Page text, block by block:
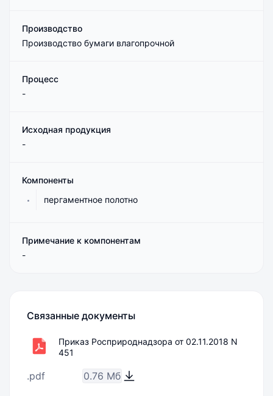
Производство
Производство бумаги влагопрочной
Процесс
-
Исходная продукция
-
Компоненты
пергаментное полотно
Примечание к компонентам
-
Связанные документы
Приказ Росприроднадзора от 02.11.2018 N
451
.pdf 0.76 Мб